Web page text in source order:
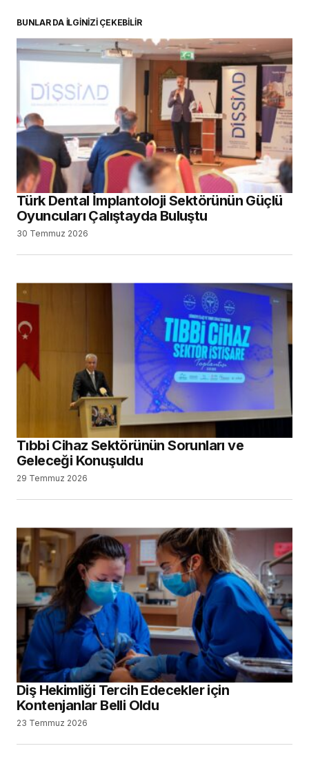
BUNLAR DA İLGİNİZİ ÇEKEBİLİR
Türk Dental İmplantoloji Sektörünün Güçlü
Oyuncuları Çalıştayda Buluştu
30 Temmuz 2026
Tıbbi Cihaz Sektörünün Sorunları ve
Geleceği Konuşuldu
29 Temmuz 2026
Diş Hekimliği Tercih Edecekler için
Kontenjanlar Belli Oldu
23 Temmuz 2026